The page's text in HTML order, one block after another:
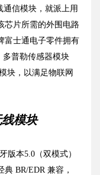
信模块，就派上用
芯片所需的外围电路
富士通电子零件拥有
多普勒传感器模块
块，以满足物联网
模块
版本5.0（双模式）
BR/EDR 兼容，